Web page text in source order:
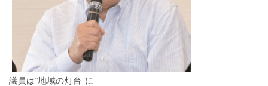
議員は“地域の灯台”に